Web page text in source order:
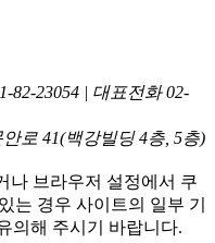
82-23054 | 대표전화02-
로 41(백강빌딩 4층, 5층)
나 브라우저 설정에서 쿠
는 경우 사이트의 일부 기
의해 주시기 바랍니다.